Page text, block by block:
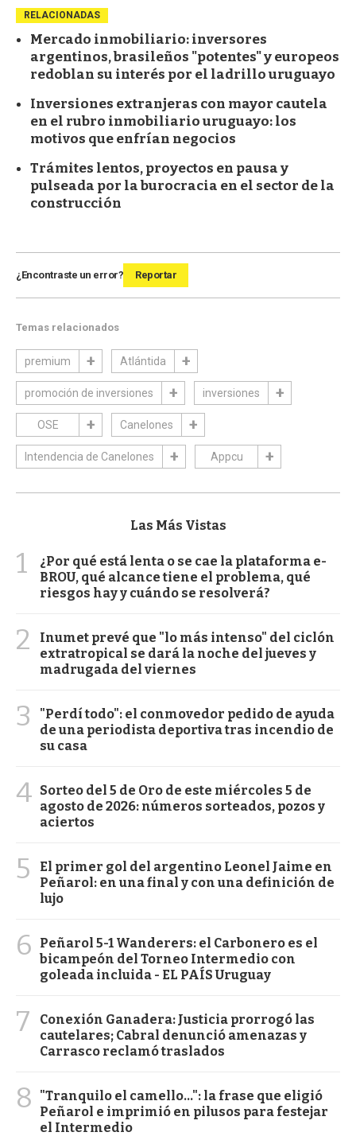
RELACIONADAS
Mercado inmobiliario: inversores
argentinos, brasileños "potentes" y europeos
redoblan su interés por el ladrillo uruguayo
Inversiones extranjeras con mayor cautela
en el rubro inmobiliario uruguayo: los
motivos que enfrían negocios
Trámites lentos, proyectos en pausa y
pulseada por la burocracia en el sector de la
construcción
¿Encontraste un error? Reportar
Temas relacionados
premium Atlántida
promoción de inversiones inversiones
OSE Canelones
Intendencia de Canelones Appcu
Las Más Vistas
1
¿Por qué está lenta o se cae la plataforma e-
BROU, qué alcance tiene el problema, qué
riesgos hay y cuándo se resolverá?
2
Inumet prevé que "lo más intenso" del ciclón
extratropical se dará la noche del jueves y
madrugada del viernes
3
"Perdí todo": el conmovedor pedido de ayuda
de una periodista deportiva tras incendio de
su casa
4 Sorteo del 5 de Oro de este miércoles 5 de
agosto de 2026: números sorteados, pozos y
aciertos
5
El primer gol del argentino Leonel Jaime en
Peñarol: en una final y con una definición de
lujo
6
Peñarol 5-1 Wanderers: el Carbonero es el
bicampeón del Torneo Intermedio con
goleada incluida - EL PAÍS Uruguay
7
Conexión Ganadera: Justicia prorrogó las
cautelares; Cabral denunció amenazas y
Carrasco reclamó traslados
8
"Tranquilo el camello...": la frase que eligió
Peñarol e imprimió en pilusos para festejar
el Intermedio